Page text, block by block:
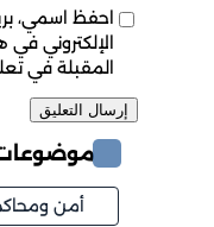
احفظ اسمي،
الإلكتروني
المقبلة في
موضوعات
أمن